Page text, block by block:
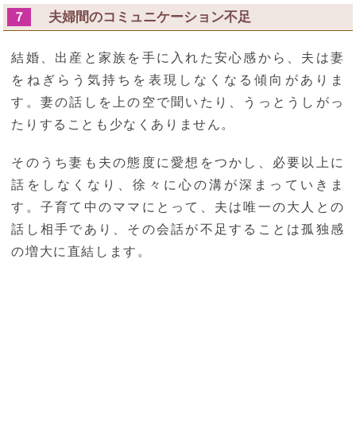
７ 夫婦間のコミュニケーション不足
結婚、出産と家族を手に入れた安心感から、夫は妻
をねぎらう気持ちを表現しなくなる傾向がありま
す。妻の話しを上の空で聞いたり、うっとうしがっ
たりすることも少なくありません。
そのうち妻も夫の態度に愛想をつかし、必要以上に
話をしなくなり、徐々に心の溝が深まっていきま
す。子育て中のママにとって、夫は唯一の大人との
話し相手であり、その会話が不足することは孤独感
の増大に直結します。